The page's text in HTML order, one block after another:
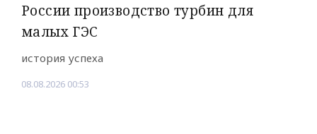
России производство турбин для
малых ГЭС
история успеха
08.08.2026 00:53